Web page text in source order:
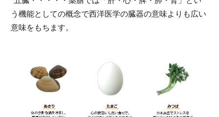
う機能としての概念で西洋医学の臓器の意味よりも広い
意味をもちます。